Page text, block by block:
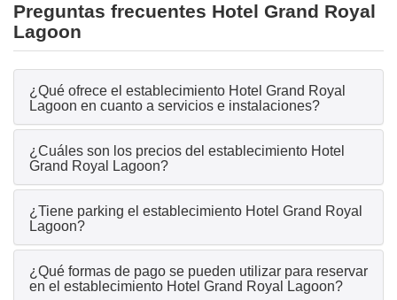
Preguntas frecuentes Hotel Grand Royal
Lagoon
¿Qué ofrece el establecimiento Hotel Grand Royal
Lagoon en cuanto a servicios e instalaciones?
¿Cuáles son los precios del establecimiento Hotel
Grand Royal Lagoon?
¿Tiene parking el establecimiento Hotel Grand Royal
Lagoon?
¿Qué formas de pago se pueden utilizar para reservar
en el establecimiento Hotel Grand Royal Lagoon?